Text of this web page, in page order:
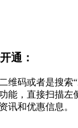
通：
维码或者是搜索
能，直接扫描左
讯和优惠信息。